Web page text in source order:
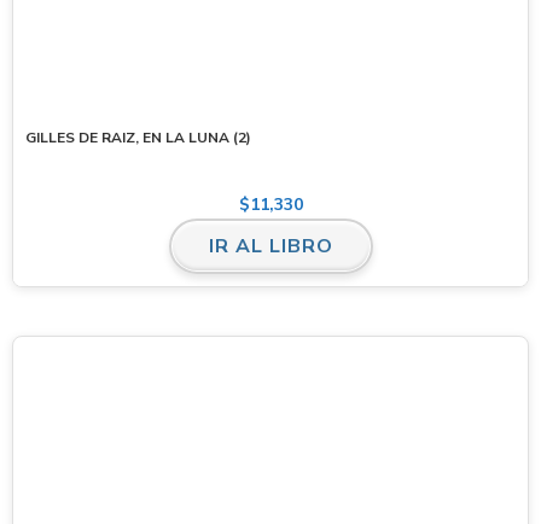
GILLES DE RAIZ, EN LA LUNA (2)
$11,330
IR AL LIBRO